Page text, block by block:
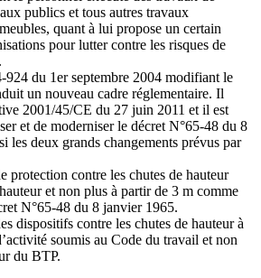
publics et tous autres travaux
quant à lui propose un certain
pour lutter contre les risques de
924 du 1er septembre 2004 modifiant le
un nouveau cadre réglementaire. Il
2001/45/CE du 27 juin 2011 et il est
et de moderniser le décret N°65-48 du 8
les deux grands changements prévus par
protection contre les chutes de hauteur
et non plus à partir de 3 m comme
N°65-48 du 8 janvier 1965.
dispositifs contre les chutes de hauteur à
soumis au Code du travail et non
du BTP.